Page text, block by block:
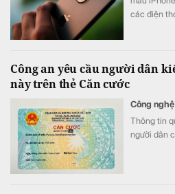
các điện
Công an yêu cầu người dân
này trên thẻ Căn cước
Công nghệ
Thông tin
người dân